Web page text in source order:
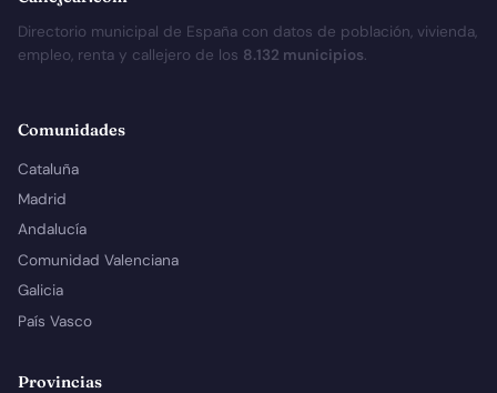
Directorio municipal de España con datos de población, vivienda,
empleo, renta y callejero de los 8.132 municipios.
Comunidades
Cataluña
Madrid
Andalucía
Comunidad Valenciana
Galicia
País Vasco
Provincias